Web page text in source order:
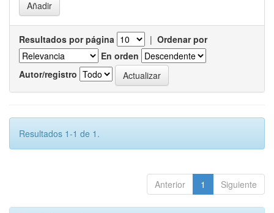
Resultados por página | Ordenar por
En orden
Autor/registro
Resultados 1-1 de 1.
Anterior 1 Siguiente